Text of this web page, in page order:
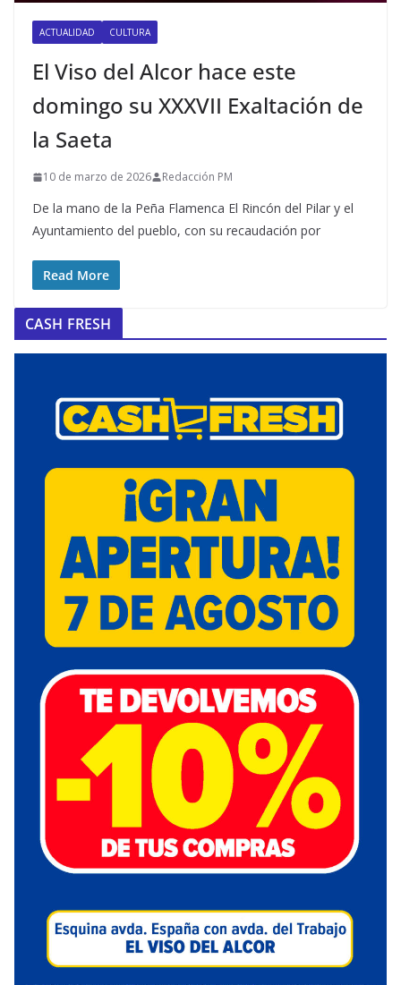
ACTUALIDAD CULTURA
El Viso del Alcor hace este
domingo su XXXVII Exaltación de
la Saeta
10 de marzo de 2026 Redacción PM
De la mano de la Peña Flamenca El Rincón del Pilar y el
Ayuntamiento del pueblo, con su recaudación por
Read More
CASH FRESH